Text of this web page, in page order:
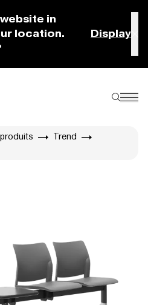
in
location.
Display
Trend